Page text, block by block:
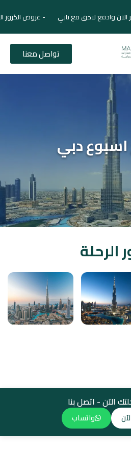
وادفع لاحق مع تابي - عروض الكروز
تواصل معنا
اسبوع دبي
الرحلة
الآن - اتصل بنا
واتساب